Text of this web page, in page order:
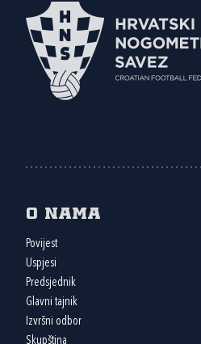
O nama
Povijest
Uspjesi
Predsjednik
Glavni tajnik
Izvršni odbor
Skupština